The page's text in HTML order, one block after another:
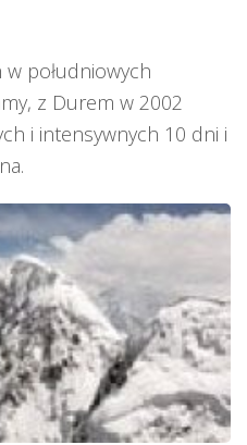
południowych
z Durem w 2002
i intensywnych 10 dni i